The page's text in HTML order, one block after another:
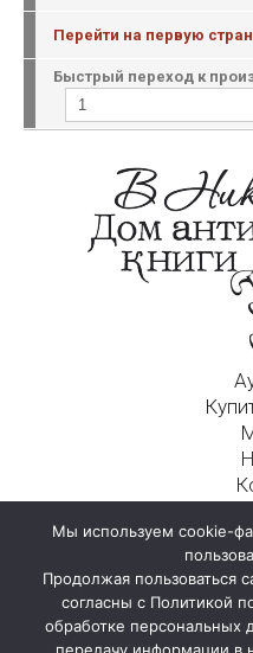
Перейти на первую
Быстрый переход к
125009, г. Москва,
Мы используем cookie-
Продолжая пользоваться
согласны с Политикой
обработке